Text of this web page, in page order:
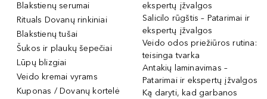
Blakstienų serumai
Rituals Dovanų rinkiniai
Blakstienų tušai
Šukos ir plaukų šepečiai
Lūpų blizgiai
Veido kremai vyrams
Kuponas / Dovanų kortelė
ekspertų įžvalgos
Salicilo rūgštis – Patarimai ir
ekspertų įžvalgos
Veido odos priežiūros rutina:
teisinga tvarka
Antakių laminavimas –
Patarimai ir ekspertų įžvalgos
Ką daryti, kad garbanos